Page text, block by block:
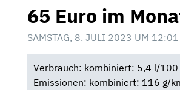
65 Euro im
SAMSTAG, 8. JULI 2023 UM 12:01
Verbrauch: kombiniert: 5,4 l/100
Emissionen: kombiniert: 116 g/